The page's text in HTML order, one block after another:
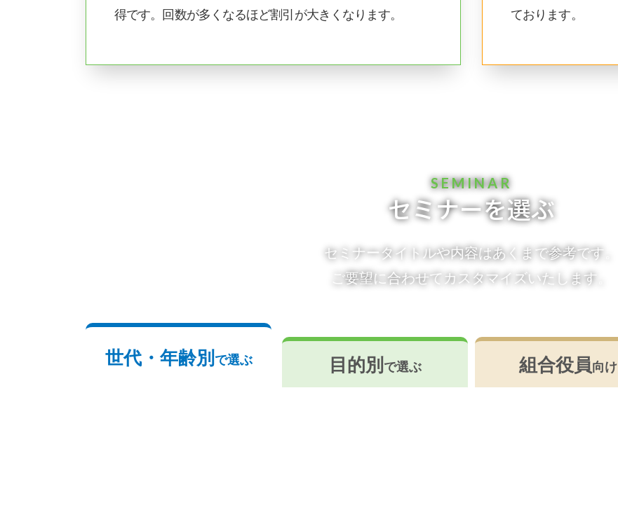
得です。回数が多くなるほど割引が大きくなります。
ております。
SEMINAR
セミナーを選ぶ
セミナータイトルや内容はあくまで参考です。
ご要望に合わせてカスタマイズいたします。
世代・年齢別 で選ぶ 目的別 で選ぶ 組合役員向け